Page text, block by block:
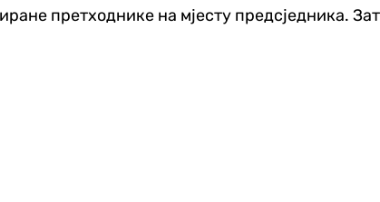
претходнике на мјесту предсједника.